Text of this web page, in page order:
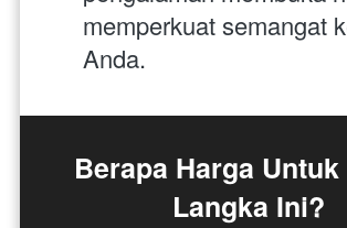
memperkuat semangat
Anda.
Berapa Harga
Langka Ini?